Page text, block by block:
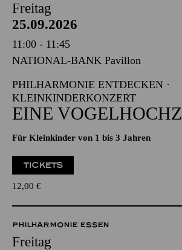
Freitag
25.09.2026
11:00 - 11:45
NATIONAL-BANK Pavillon
PHILHARMONIE ENTDECKEN ·
KLEINKINDERKONZERT
EINE
Für Kleinkinder von 1 bis 3 Jahren
TICKETS
12,00 €
PHILHARMONIE ESSEN
Freitag